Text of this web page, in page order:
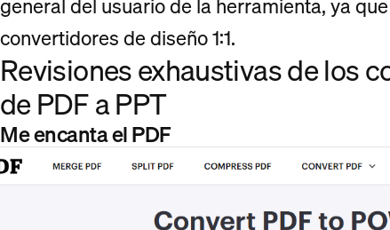
convertidores de diseño 1:1.
Revisiones exhaustivas de los
de PDF a PPT
Me encanta el PDF